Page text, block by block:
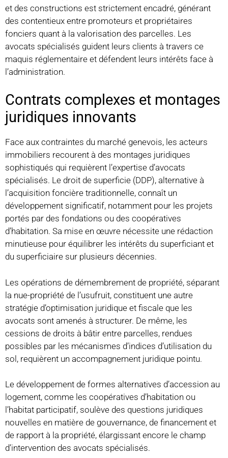
et des constructions est strictement encadré, générant
des contentieux entre promoteurs et propriétaires
fonciers quant à la valorisation des parcelles. Les
avocats spécialisés guident leurs clients à travers ce
maquis réglementaire et défendent leurs intérêts face à
l’administration.
Contrats complexes et montages
juridiques innovants
Face aux contraintes du marché genevois, les acteurs
immobiliers recourent à des montages juridiques
sophistiqués qui requièrent l’expertise d’avocats
spécialisés. Le droit de superficie (DDP), alternative à
l’acquisition foncière traditionnelle, connaît un
développement significatif, notamment pour les projets
portés par des fondations ou des coopératives
d’habitation. Sa mise en œuvre nécessite une rédaction
minutieuse pour équilibrer les intérêts du superficiant et
du superficiaire sur plusieurs décennies.
Les opérations de démembrement de propriété, séparant
la nue-propriété de l’usufruit, constituent une autre
stratégie d’optimisation juridique et fiscale que les
avocats sont amenés à structurer. De même, les
cessions de droits à bâtir entre parcelles, rendues
possibles par les mécanismes d’indices d’utilisation du
sol, requièrent un accompagnement juridique pointu.
Le développement de formes alternatives d’accession au
logement, comme les coopératives d’habitation ou
l’habitat participatif, soulève des questions juridiques
nouvelles en matière de gouvernance, de financement et
de rapport à la propriété, élargissant encore le champ
d’intervention des avocats spécialisés.